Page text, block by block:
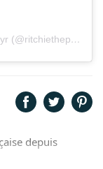
Une publication partagée par Ritchie ThePyr (@ritchiethepyr)
depuis
vivre.